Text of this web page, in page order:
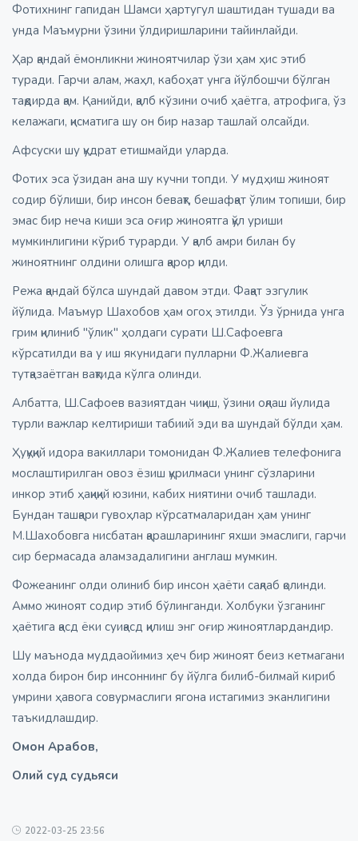
Фотихнинг гапидан Шамси ҳартугул шаштидан тушади ва
унда Маъмурни ўзини ўлдиришларини тайинлайди.
Ҳар қандай ёмонликни жиноятчилар ўзи ҳам ҳис этиб
туради. Гарчи алам, жаҳл, кабоҳат унга йўлбошчи бўлган
тақдирда қам. Қанийди, қалб кўзини очиб ҳаётга, атрофига, ўз
келажаги, қисматига шу он бир назар ташлай олсайди.
Афсуски шу қудрат етишмайди уларда.
Фотих эса ўзидан ана шу кучни топди. У мудҳиш жиноят
содир бўлиши, бир инсон бевақт, бешафқат ўлим топиши, бир
эмас бир неча киши эса оғир жиноятга қўл уриши
мумкинлигини кўриб турарди. У қалб амри билан бу
жиноятнинг олдини олишга қарор қилди.
Режа қандай бўлса шундай давом этди. Фақат эзгулик
йўлида. Маъмур Шахобов ҳам огоҳ этилди. Ўз ўрнида унга
грим қилиниб "ўлик" ҳолдаги сурати Ш.Сафоевга
кўрсатилди ва у иш якунидаги пулларни Ф.Жалиевга
тутқазаётган вақтида кўлга олинди.
Албатта, Ш.Сафоев вазиятдан чиқиш, ўзини оқлаш йулида
турли важлар келтириши табиий эди ва шундай бўлди ҳам.
Ҳуқуқий идора вакиллари томонидан Ф.Жалиев телефонига
мослаштирилган овоз ёзиш қурилмаси унинг сўзларини
инкор этиб ҳақиқий юзини, кабих ниятини очиб ташлади.
Бундан ташқари гувоҳлар кўрсатмаларидан ҳам унинг
М.Шахобовга нисбатан қарашларининг яхши эмаслиги, гарчи
сир бермасада аламзадалигини англаш мумкин.
Фожеанинг олди олиниб бир инсон ҳаёти сақлаб қолинди.
Аммо жиноят содир этиб бўлинганди. Холбуки ўзганинг
ҳаётига қасд ёки суиқасд қилиш энг оғир жиноятлардандир.
Шу маънода муддаойимиз ҳеч бир жиноят беиз кетмагани
холда бирон бир инсоннинг бу йўлга билиб-билмай кириб
умрини ҳавога совурмаслиги ягона истагимиз эканлигини
таъкидлашдир.
Омон Арабов,
Олий суд судьяси
2022-03-25 23:56